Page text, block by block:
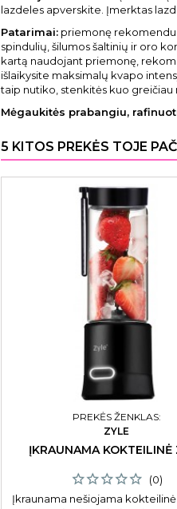
lazdeles apverskite. Įmerktas
Patarimai: priemonę
spindulių, šilumos šaltinių ir oro
kartą naudojant priemonę,
išlaikysite maksimalų kvapo
taip nutiko, stenkitės kuo greičiau
Mėgaukitės prabangiu,
5 KITOS PREKĖS TOJE
PREKĖS ŽENKLAS:
ZYLE
ĮKRAUNAMA KOKTEILINĖ
(0)
Įkraunama nešiojama